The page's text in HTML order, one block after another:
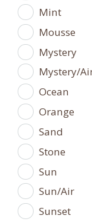
Mint
Mousse
Mystery
Mystery/
Ocean
Orange
Sand
Stone
Sun
Sun/Air
Sunset